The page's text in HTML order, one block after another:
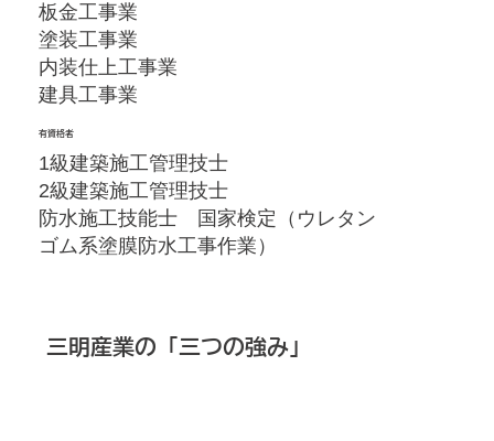
板金工事業
塗装工事業
内装仕上工事業
建具工事業
有資格者
1級建築施工管理技士
2級建築施工管理技士
防水施工技能士 国家検定（ウレタン
ゴム系塗膜防水工事作業）
三明産業の「三つの強み」